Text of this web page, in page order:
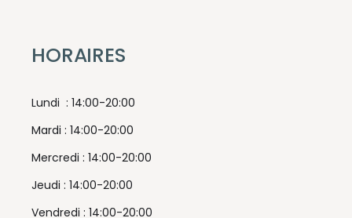
HORAIRES
Lundi : 14:00-20:00
Mardi : 14:00-20:00
Mercredi : 14:00-20:00
Jeudi : 14:00-20:00
Vendredi : 14:00-20:00